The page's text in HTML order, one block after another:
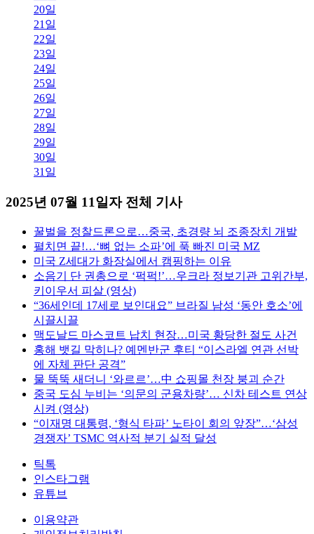
20일
21일
22일
23일
24일
25일
26일
27일
28일
29일
30일
31일
2025년 07월 11일자 전체 기사
꿀벌을 정찰드론으로…중국, 초경량 뇌 조종장치 개발
펼치면 끝!…‘뼈 없는 소파’에 푹 빠진 미국 MZ
미국 Z세대가 화장실에서 캠핑하는 이유
소음기 단 권총으로 ‘퍽퍽!’…우크라 정보기관 고위간부,
키이우서 피살 (영상)
“36세인데 17세로 보인대요” 브라질 남성 ‘동안 호소’에
시끌시끌
맥도날드 마스코트 납치 현장…미국 황당한 절도 사건
홍해 뱃길 막히나? 예멘반군 후티 “이스라엘 연관 선박
에 자체 판단 공격”
물 뚝뚝 새더니 ‘와르르’…中 쇼핑몰 천장 붕괴 순간
중국 도심 누비는 ‘의문의 군용차량’… 신차 테스트 연상
시켜 (영상)
“이재명 대통령, ‘형식 타파’ 노타이 회의 앞장”…‘삼성
경쟁자’ TSMC 역사적 분기 실적 달성
틱톡
인스타그램
유튜브
이용약관